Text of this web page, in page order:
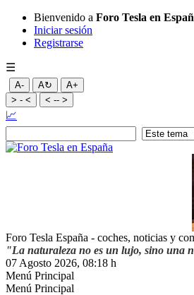
Bienvenido a Foro Tesla en
Iniciar sesión
Registrarse
☰
A- A↻
A+
> - <
< -- >
📈
Foro Tesla España - coches, noticias y
"La naturaleza no es un lujo, sino una
07 Agosto 2026, 08:18 h
Menú Principal
Menú Principal